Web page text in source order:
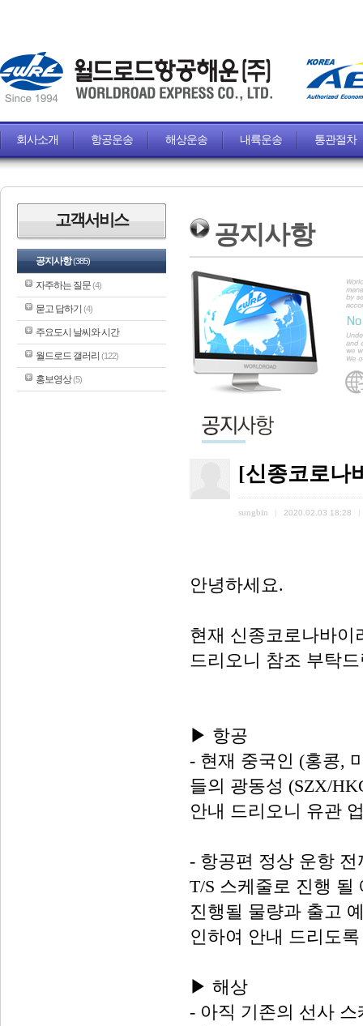
회사소개 항공운송 해상운송 내륙운송 통관절차
고객서비스
공지사항(385)
자주하는 질문(4)
묻고 답하기 (4)
주요도시 날씨와 시간
월드로드 갤러리 (122)
홍보영상(5)
공지사항
[신종코로나
sungbin 2020.02.03 18:28
안녕하세요.
현재 신종코로나바이
드리오니 참조 부탁
▶ 항공
- 현재 중국인 (홍콩,
들의 광동성 (SZX/
안내 드리오니 유관
- 항공편 정상 운항
T/S 스케줄로 진행 될
진행될 물량과 출고
인하여 안내 드리도
▶ 해상
- 아직 기존의 선사